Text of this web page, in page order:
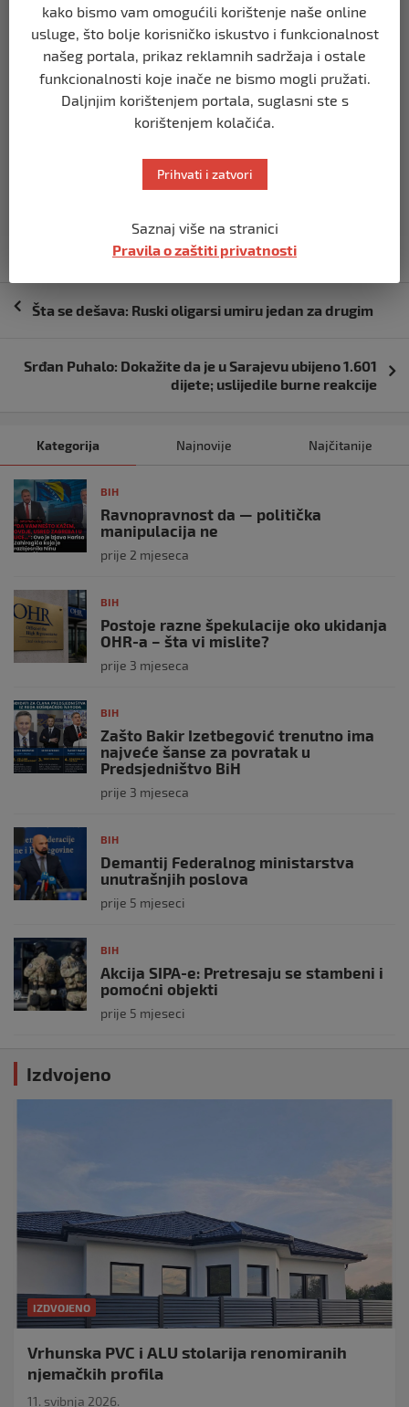
radnje upućuju na zaključak da Sud očigledno nije bio
imun na neke političke pritiske, prije svega od svjetskih
moćnika, a vjerovatno i od tužene strane. Ali, kao
legalista, kao pravnik, moramo reći da se te odluke
Navigacija
Šta se dešava: Ruski oligarsi umiru jedan za drugim
Srđan Puhalo: Dokažite da je u Sarajevu ubijeno 1.601
dijete; uslijedile burne reakcije
Kategorija Najnovije Najčitanije
BIH
Ravnopravnost da — politička
manipulacija ne
prije 2 mjeseca
BIH
Postoje razne špekulacije oko ukidanja
OHR-a – šta vi mislite?
prije 3 mjeseca
BIH
Zašto Bakir Izetbegović trenutno ima
najveće šanse za povratak u
Predsjedništvo BiH
prije 3 mjeseca
BIH
Demantij Federalnog ministarstva
unutrašnjih poslova
prije 5 mjeseci
BIH
Akcija SIPA-e: Pretresaju se stambeni i
pomoćni objekti
prije 5 mjeseci
Izdvojeno
IZDVOJENO
Vrhunska PVC i ALU stolarija renomiranih
njemačkih profila
11. svibnja 2026.
kako bismo vam omogućili korištenje naše online
usluge, što bolje korisničko iskustvo i funkcionalnost
našeg portala, prikaz reklamnih sadržaja i ostale
funkcionalnosti koje inače ne bismo mogli pružati.
Daljnjim korištenjem portala, suglasni ste s
korištenjem kolačića.
Prihvati i zatvori
Saznaj više na stranici
Pravila o zaštiti privatnosti